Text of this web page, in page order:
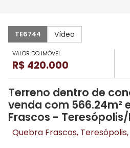
TE6744 Vídeo
VALOR DO IMÓVEL
R$ 420.000
Terreno dentro de
venda com 566.24m²
Frascos - Teresópolis/
Quebra Frascos, Teresópolis,